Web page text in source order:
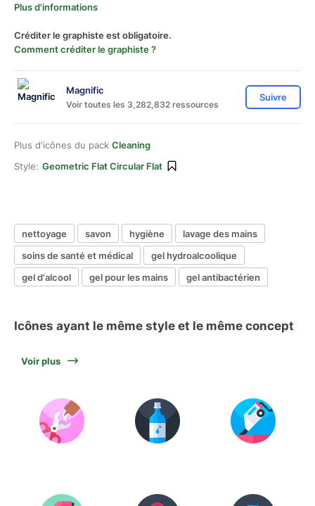
Plus d'informations
Créditer le graphiste est obligatoire.
Comment créditer le graphiste ?
Magnific
Voir toutes les 3,282,832 ressources
Suivre
Plus d'icônes du pack Cleaning
Style: Geometric Flat Circular Flat
nettoyage savon hygiène
lavage des mains
soins de santé et médical
gel hydroalcoolique
gel d'alcool
gel pour les mains gel antibactérien
Icônes ayant le même style et le même concept
Voir plus